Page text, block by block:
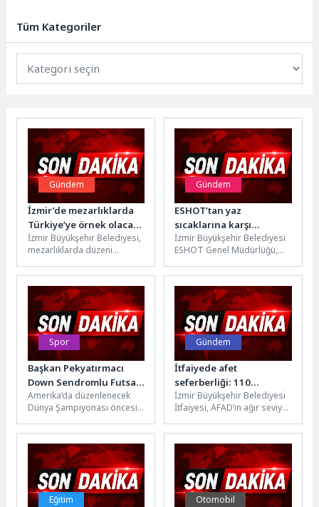
Tüm Kategoriler
Gündem
İzmir’de mezarlıklarda
Türkiye’ye örnek olacak
model
İzmir Büyükşehir Belediyesi,
mezarlıklarda düzeni
güvenilir hizmete erişimini
kolaylaştırmak amacıyla
Türkiye'de ilk...
Gündem
ESHOT’tan yaz
sıcaklarına karşı
kesintisiz klima mesaisi
İzmir Büyükşehir Belediyesi
ESHOT Genel Müdürlüğü,
klima bakım ve kontrollerini
sürdürüyor....
Spor
Başkan Pekyatırmacı
Down Sendromlu Futsal
Millî Takımı ile Bir Araya
Geldi
Amerika’da düzenlenecek
Dünya Şampiyonası öncesi
Konya’da tamamlayan Down
Sendromlu Futsal Milli
Takımı,...
Gündem
İtfaiyede afet
seferberliği: 110
personel özel eğitime
alındı
İzmir Büyükşehir Belediyesi
İtfaiyesi, AFAD’ın ağır seviye
eğitim programını başlattı.
Harita, GPS,...
Eğitim Otomobil